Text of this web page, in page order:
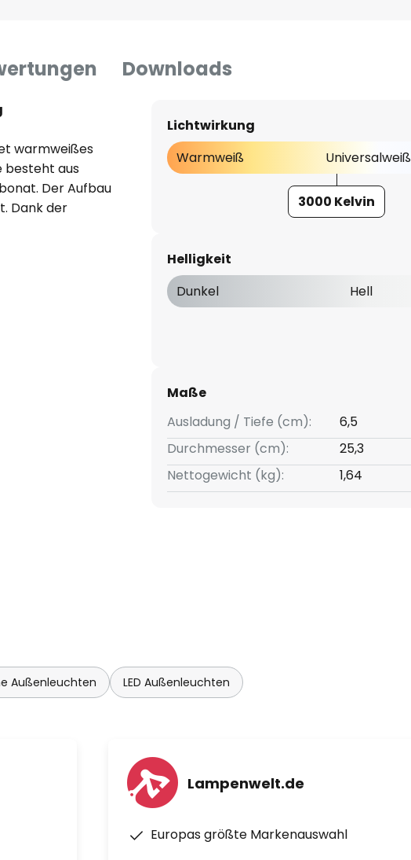
Downloads
warmweißes
besteht aus
Der Aufbau
Dank der
Leuchte
Lichtwirkung
Warmweiß
Universalweiß
3000 Kelvin
Helligkeit
Dunkel
Hell
Maße
Ausladung / Tiefe (cm):
6,5
Durchmesser (cm):
25,3
Nettogewicht (kg):
1,64
Außenleuchten LED Außenleuchten
Lampenwelt.de
Europas größte Markenauswahl